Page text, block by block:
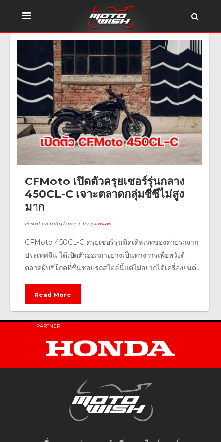
CFMoto เปิดตัวครุยเซอร์รุ่นกลาง
450CL-C เจาะตลาดกลุ่มซีซีไม่สูง
มาก
Posted on03/04/2024 by400mm.
CFMoto 450CL-C ครุยเซอร์รุ่นมิดเดิลเวทของค่ายรถจาก
ประเทศจีน ได้เปิดตัวออกมาอย่างเป็นทางการเพื่อหวังตี
ตลาดผู้บริโภคที่ชื่นชอบรถสไตล์นี้แต่ไม่อยากได้เครื่องยนต์...
Read More
PARTNER